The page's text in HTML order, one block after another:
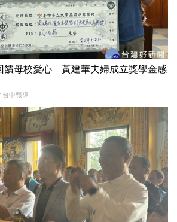
饋母校愛心 黃建華夫婦成立獎學金感
台中報導